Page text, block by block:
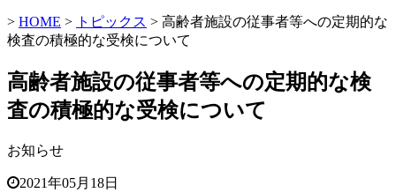
> HOME > トピックス > 高齢者施設の従事者等への定期的な
検査の積極的な受検について
高齢者施設の従事者等への定期的な検
査の積極的な受検について
お知らせ
2021年05月18日